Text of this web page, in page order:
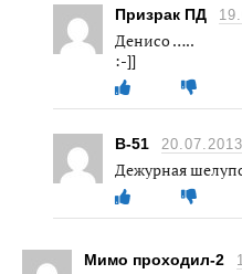
Призрак ПД
Денисо …..
:-]]
B-51 20.07.2013
Дежурная
Мимо проходил-2